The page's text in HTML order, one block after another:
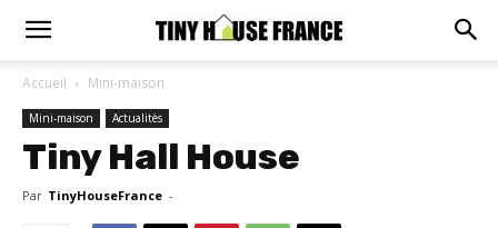
Accueil Mini-maison
Mini-maison Actualitès
Tiny Hall House
Par TinyHouseFrance -